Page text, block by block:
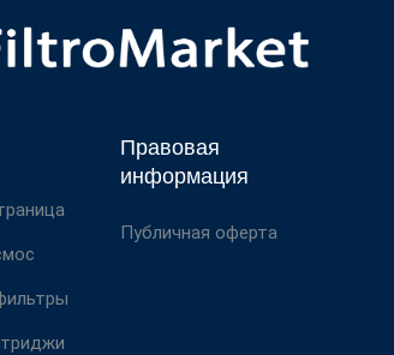
Правовая
информация
Публичная оферта